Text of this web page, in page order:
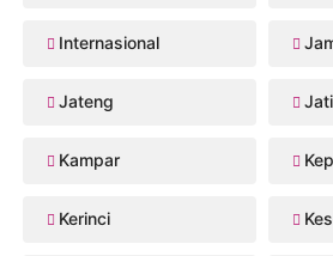
Internasional
Jateng
Kampar
Kerinci